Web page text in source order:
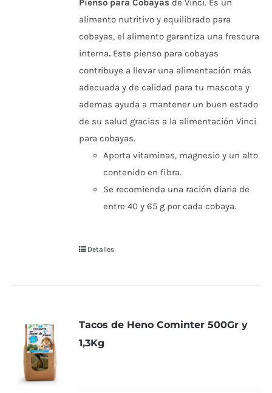
Pienso para Cobayas de Vinci. Es un
alimento nutritivo y equilibrado para
cobayas, el alimento garantiza una frescura
interna. Este pienso para cobayas
contribuye a llevar una alimentación más
adecuada y de calidad para tu mascota y
ademas ayuda a mantener un buen estado
de su salud gracias a la alimentación Vinci
para cobayas.
Aporta vitaminas, magnesio y un alto
contenido en fibra.
Se recomienda una ración diaria de
entre 40 y 65 g por cada cobaya.
Detalles
Tacos de Heno Cominter 500Gr y
1,3Kg